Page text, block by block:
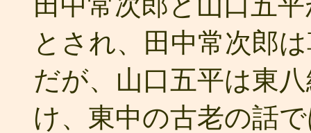
とされ、田中常次郎
だが、山口五平は東
け、東中の古老の話